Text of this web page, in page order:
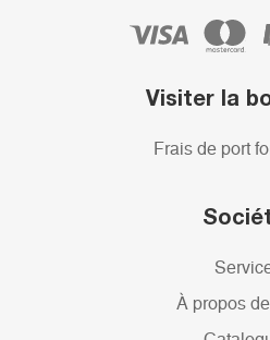
Visiter la
Frais de port
À propos